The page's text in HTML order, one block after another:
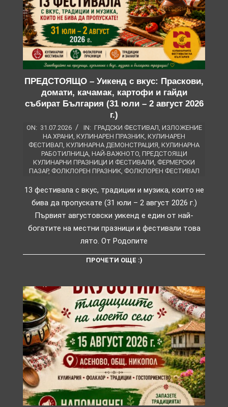
ПРЕДСТОЯЩО – Уикенд с вкус: Праскови,
домати, качамак, картофи и гайди
събират България (31 юли – 2 август 2026
г.)
ON: 31.07.2026 IN: ГРАДСКИ ФЕСТИВАЛ, ИЗЛОЖЕНИЕ
НА ХРАНИ, КУЛИНАРЕН ПРАЗНИК, КУЛИНАРЕН
ФЕСТИВАЛ, КУЛИНАРНА ДЕМОНСТРАЦИЯ, КУЛИНАРНА
РАБОТИЛНИЦА, НАЙ-ВАЖНОТО, ПРЕДСТОЯЩИ
КУЛИНАРНИ ПРАЗНИЦИ И ФЕСТИВАЛИ, ФЕРМЕРСКИ
ПАЗАР, ФОЛКЛОРЕН ПРАЗНИК, ФОЛКЛОРЕН ФЕСТИВАЛ
13 фестивала с вкус, традиции и музика, които не
бива да пропускате (31 юли – 2 август 2026 г.)
Първият августовски уикенд е един от най-
богатите на местни празници и фестивали това
лято. От Родопите
ПРОЧЕТИ ОЩЕ :)